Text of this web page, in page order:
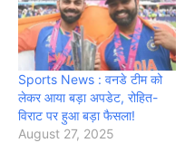
Sports News : वनडे टीम को
लेकर आया बड़ा अपडेट, रोहित-
विराट पर हुआ बड़ा फैसला!
August 27, 2025